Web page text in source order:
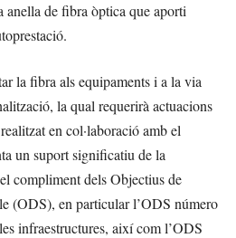
anella de fibra òptica que aporti
la fibra als equipaments i a la via
la qual requerirà actuacions
en col·laboració amb el
un suport significatiu de la
compliment dels Objectius de
(ODS), en particular l’ODS número
infraestructures, així com l’ODS